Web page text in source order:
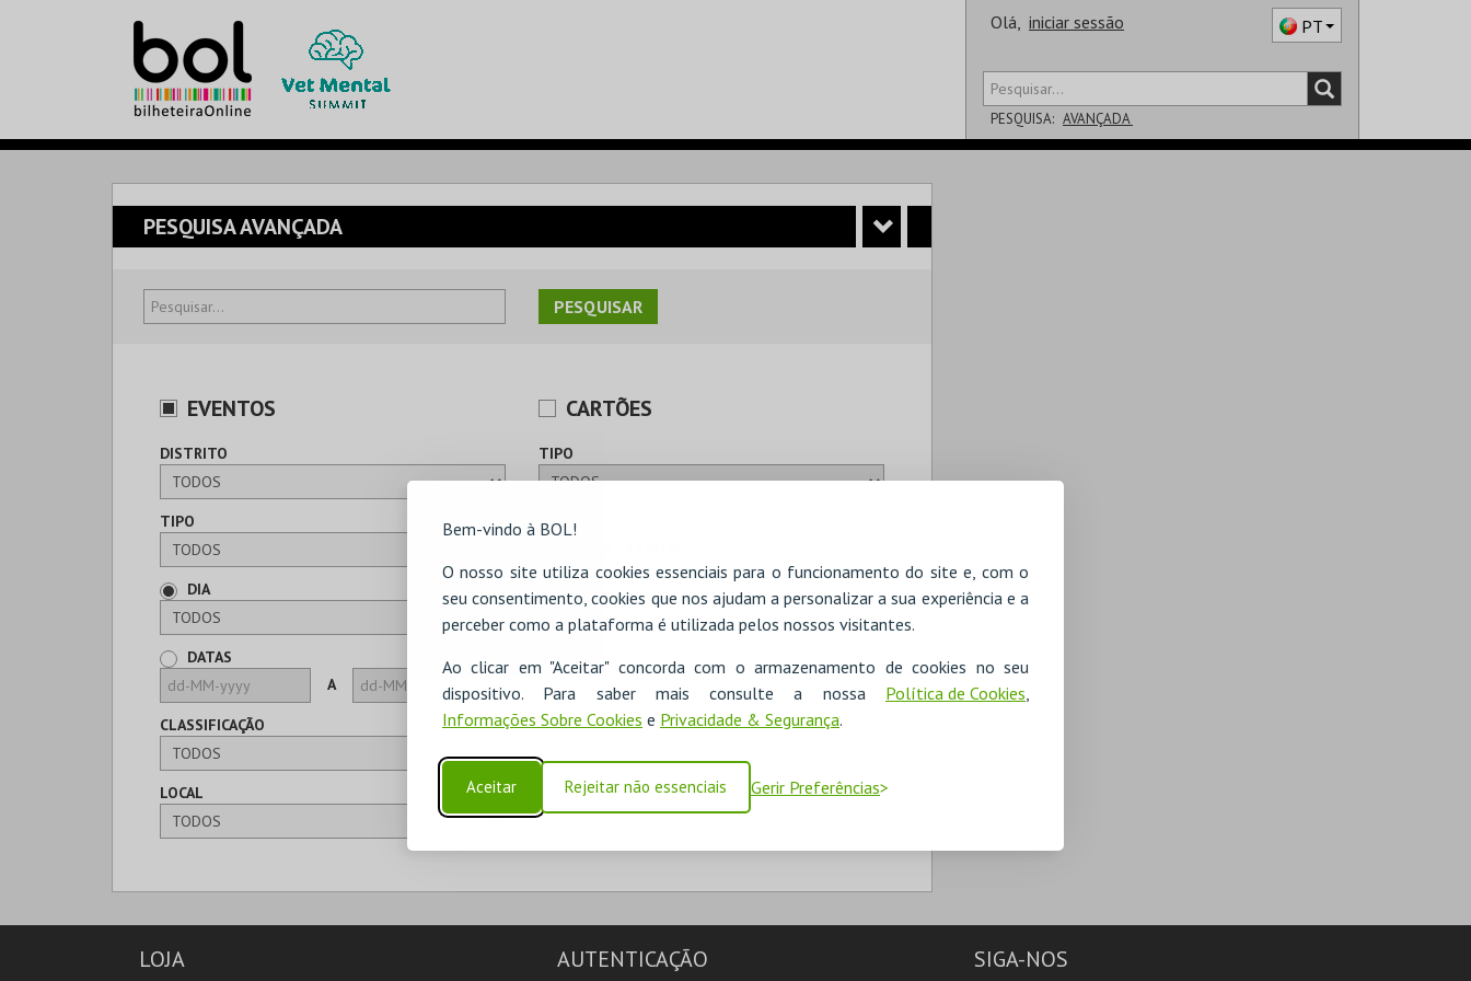
Bem-vindo à BOL!
O nosso site utiliza cookies essenciais para o funcionamento do site e, com o
seu consentimento, cookies que nos ajudam a personalizar a sua experiência e a
perceber como a plataforma é utilizada pelos nossos visitantes.
Ao clicar em "Aceitar" concorda com o armazenamento de cookies no seu
dispositivo. Para saber mais consulte a nossa Política de Cookies
Informações Sobre Cookies e Privacidade & Segurança.
Aceitar Rejeitar não essenciais Gerir Preferências
Olá, iniciar sessão PT
PESQUISA: AVANÇADA
PESQUISA AVANÇADA
EVENTOS
DISTRITO
TIPO
DIA
DATAS
A
CLASSIFICAÇÃO
LOCAL
CARTÕES
TIPO
TIPO
LOJA AUTENTICAÇÃO SIGA-NOS